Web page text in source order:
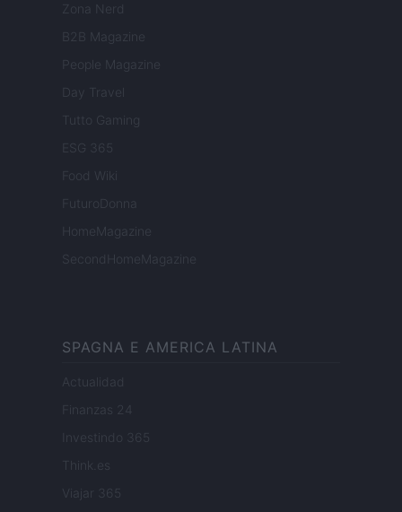
Zona Nerd
B2B Magazine
People Magazine
Day Travel
Tutto Gaming
ESG 365
Food Wiki
FuturoDonna
HomeMagazine
SecondHomeMagazine
SPAGNA E AMERICA LATINA
Actualidad
Finanzas 24
Investindo 365
Think.es
Viajar 365